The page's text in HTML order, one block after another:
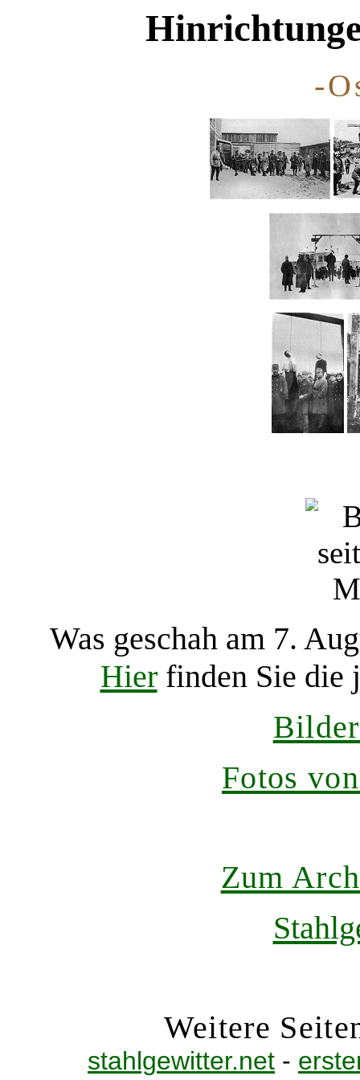
-
Was geschah am 7.
Hierfinden Sie die
Fotos
Zum
Weitere
stahlgewitter.net -